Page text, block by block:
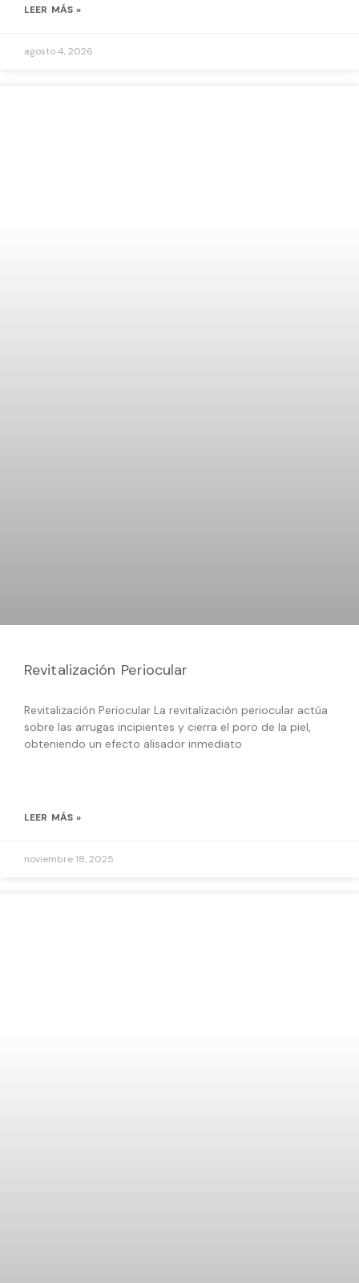
LEER MÁS »
agosto 4, 2026
Revitalización Periocular
Revitalización Periocular La revitalización periocular actúa
sobre las arrugas incipientes y cierra el poro de la piel,
obteniendo un efecto alisador inmediato
LEER MÁS »
noviembre 18, 2025